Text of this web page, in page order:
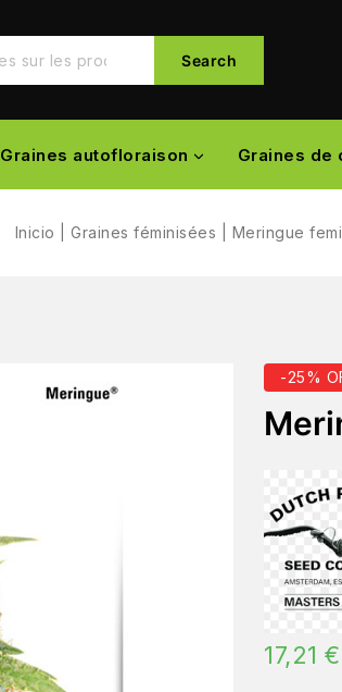
Search
Graines autofloraison Graines de
Inicio |Graines féminisées Meringue
-25%
17,21 €